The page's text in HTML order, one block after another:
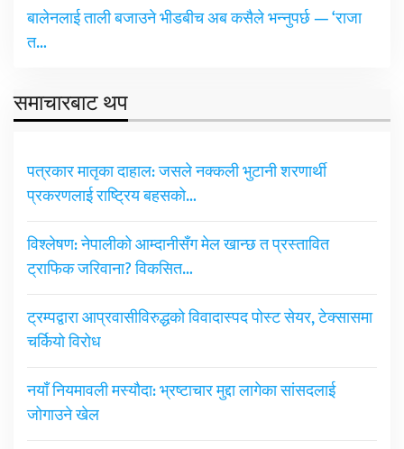
बालेनलाई ताली बजाउने भीडबीच अब कसैले भन्नुपर्छ — ‘राजा
त…
समाचारबाट थप
पत्रकार मातृका दाहाल: जसले नक्कली भुटानी शरणार्थी
प्रकरणलाई राष्ट्रिय बहसको…
विश्लेषण: नेपालीको आम्दानीसँग मेल खान्छ त प्रस्तावित
ट्राफिक जरिवाना? विकसित…
ट्रम्पद्वारा आप्रवासीविरुद्धको विवादास्पद पोस्ट सेयर, टेक्सासमा
चर्कियो विरोध
नयाँ नियमावली मस्यौदा: भ्रष्टाचार मुद्दा लागेका सांसदलाई
जोगाउने खेल